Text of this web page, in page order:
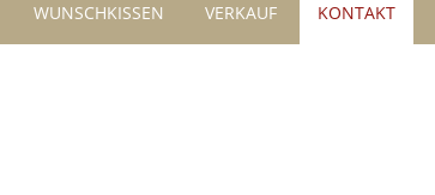
WUNSCHKISSEN VERKAUF KONTAKT